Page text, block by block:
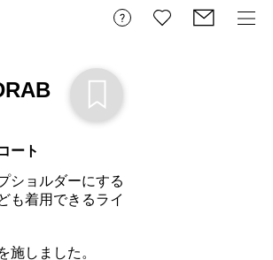
ート
ショルダーにする
も着用できるライ
施しました。